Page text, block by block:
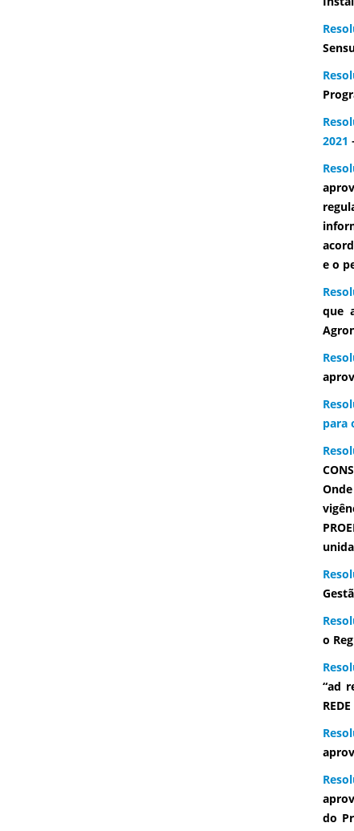
2021
e o
que
para
o
“ad
do